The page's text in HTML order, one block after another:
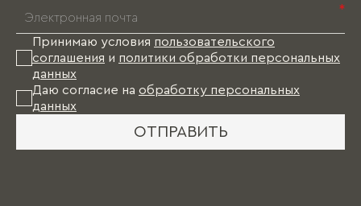
*
Принимаю условия пользовательского
соглашения и политики обработки персональных
данных
Даю согласие на обработку персональных
данных
ОТПРАВИТЬ